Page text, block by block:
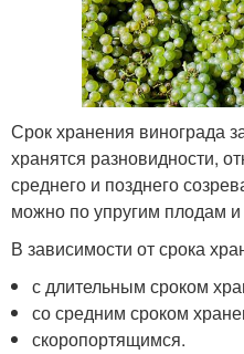
Срок хранения винограда
хранятся разновидности,
среднего и позднего
можно по упругим плодам
В зависимости от срока
с длительным сроком
со средним сроком
скоропортящимся.